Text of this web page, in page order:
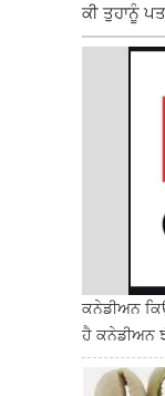
ਕੀ ਤੁਹਾਨੂੰ
ਕਨੇਡੀਅਨ
ਹੈ ਕਨੇਡੀਅਨ